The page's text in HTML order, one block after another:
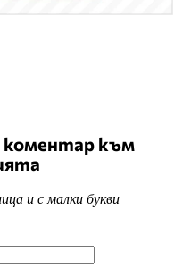
към
и с малки букви